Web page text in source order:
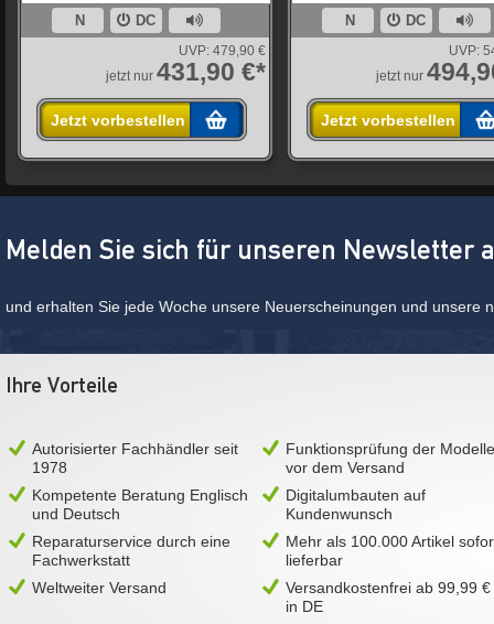
N DC
UVP: 479,90 €
jetzt nur 431,90 €*
Jetzt vorbestellen
N DC
UVP:
jetzt nur
Jetzt vorbestellen
Melden Sie sich für unseren Newsletter
und erhalten Sie jede Woche unsere Neuerscheinungen und unsere
Ihre Vorteile
Autorisierter Fachhändler seit
1978
Funktionsprüfung der Modelle
vor dem Versand
Kompetente Beratung Englisch
und Deutsch
Digitalumbauten auf
Kundenwunsch
Reparaturservice durch eine
Fachwerkstatt
Mehr als 100.000 Artikel
lieferbar
Weltweiter Versand
Versandkostenfrei ab 99,99 €
in DE